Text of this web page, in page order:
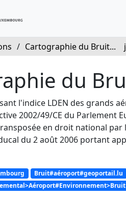
/ Cartographie du Bruit...
du
l'indice LDEN des grands
2002/49/CE du Parlement
en droit national
du 2 août 2006 portant
Bruit#aéroport#geoportail.lu